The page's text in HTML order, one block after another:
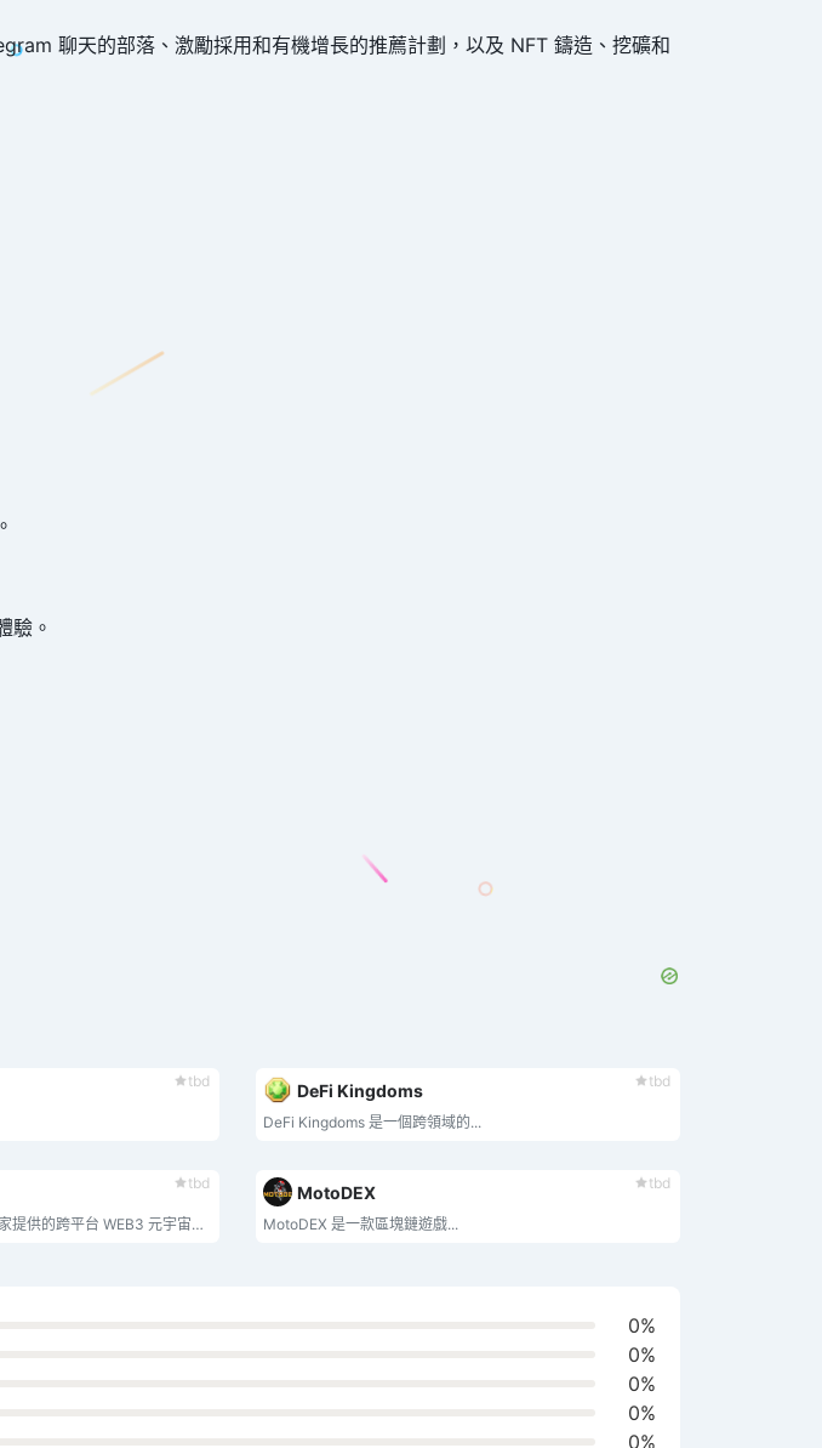
聊天的部落、激勵採用和有機增長的推薦計劃，以及 NFT 鑄造、挖礦和
驗。
tbd tbd
DeFi Kingdoms
DeFi Kingdoms 是一個跨領域的...
tbd
Sidus Heroes 是一個為遊戲玩家提供的跨平台 WEB3 元宇宙，具有統一的傳說、代幣、獨特的 Play-to-Earn 機制和價值系統。
tbd
MotoDEX
MotoDEX 是一款區塊鏈遊戲...
0%
0%
0%
0%
0%